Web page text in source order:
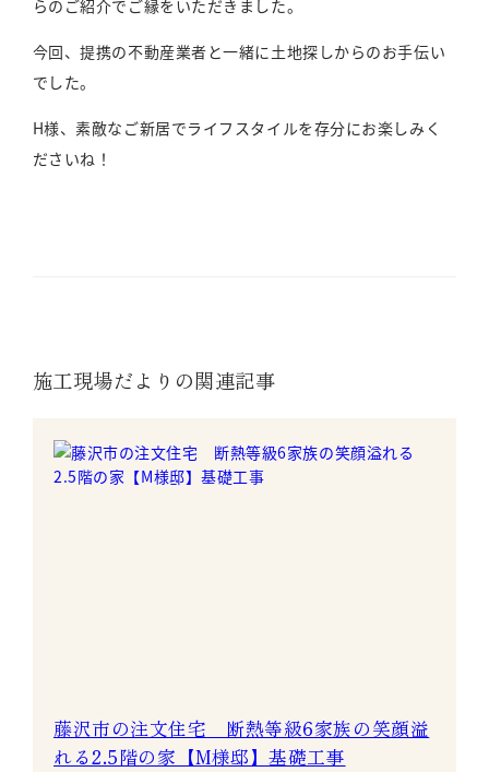
らのご紹介でご縁をいただきました。
今回、提携の不動産業者と一緒に土地探しからのお手伝い
でした。
H様、素敵なご新居でライフスタイルを存分にお楽しみく
ださいね！
施工現場だよりの関連記事
藤沢市の注文住宅 断熱等級6家族の笑顔溢
れる2.5階の家【M様邸】基礎工事